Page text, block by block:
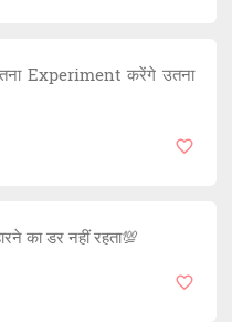
Experiment करेंगे उतना
का डर नहीं रहता💯